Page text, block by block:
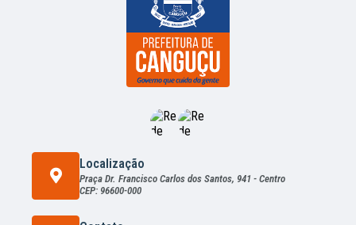
Localização
Praça Dr. Francisco Carlos dos Santos, 941 - Centro
CEP: 96600-000